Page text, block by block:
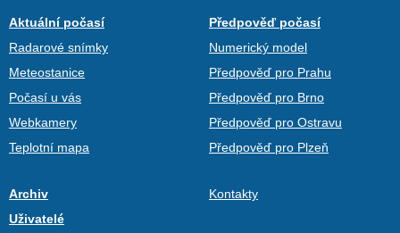
Aktuální počasí
Radarové snímky
Meteostanice
Počasí u vás
Webkamery
Teplotní mapa
Předpověď počasí
Numerický model
Předpověď pro Prahu
Předpověď pro Brno
Předpověď pro Ostravu
Předpověď pro Plzeň
Archiv
Uživatelé
Kontakty